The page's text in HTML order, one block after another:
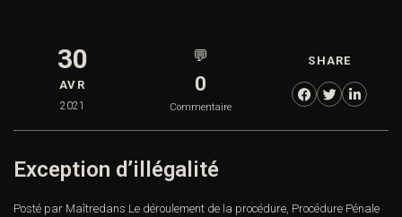
30
AVR
2021
💬
0
Commentaire
SHARE
Exception d’illégalité
Posté par Maîtredans Le déroulement de la procédure, Procédure Pénale